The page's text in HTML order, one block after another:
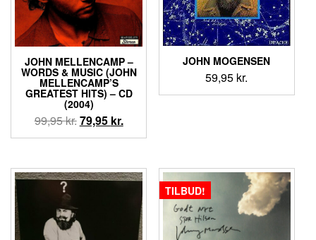
JOHN MELLENCAMP ‎–
WORDS & MUSIC (JOHN
MELLENCAMP’S
GREATEST HITS) – CD
(2004)
99,95kr.Den
oprindelige
var:
99,95 kr..
79,95 kr.Den
aktuelle
er:
79,95 kr..
JOHN MOGENSEN
59,95 kr.
TILBUD!